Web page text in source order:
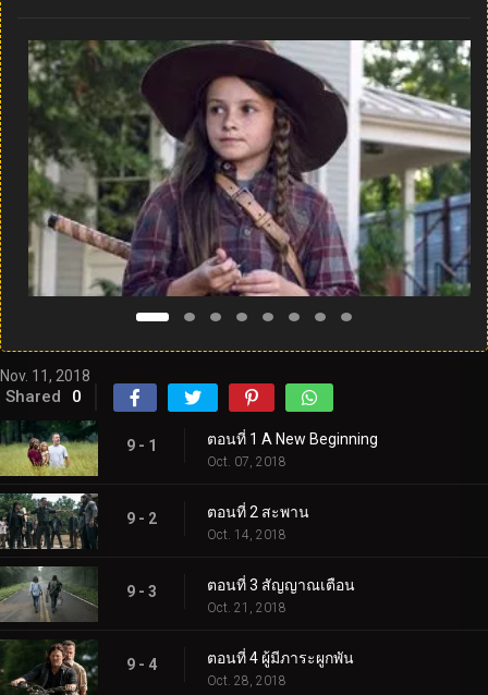
Nov. 11, 2018
Shared 0
9 - 1 ตอนที่ 1 A New Beginning
Oct. 07, 2018
9 - 2 ตอนที่ 2 สะพาน
Oct. 14, 2018
9 - 3 ตอนที่ 3 สัญญาณเตือน
Oct. 21, 2018
9 - 4 ตอนที่ 4 ผู้มีภาระผูกพัน
Oct. 28, 2018